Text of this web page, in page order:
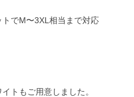
でM〜3XL相当まで対応
トもご用意しました。